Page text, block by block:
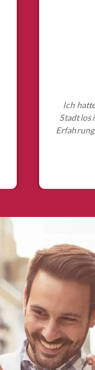
Ich
Stadt los